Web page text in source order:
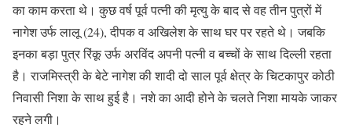
का काम करता थे। कुछ वर्ष पूर्व पत्नी की मृत्यु के बाद से वह तीन पुत्रों में
नागेश उर्फ लालू (24), दीपक व अखिलेश के साथ घर पर रहते थे। जबकि
इनका बड़ा पुत्र रिंकू उर्फ अरविंद अपनी पत्नी व बच्चों के साथ दिल्ली रहता
है। राजमिस्त्री के बेटे नागेश की शादी दो साल पूर्व क्षेत्र के चिटकापुर कोठी
निवासी निशा के साथ हुई है। नशे का आदी होने के चलते निशा मायके जाकर
रहने लगी।